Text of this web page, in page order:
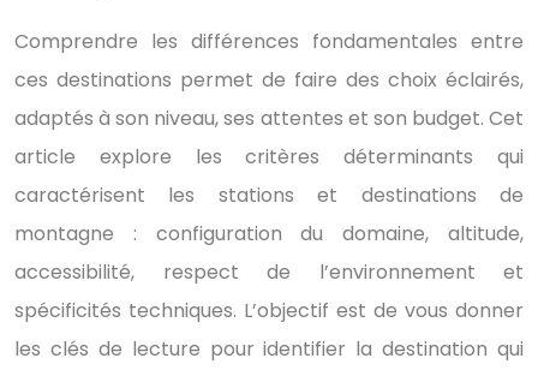
Comprendre les différences fondamentales entre
ces destinations permet de faire des choix éclairés,
adaptés à son niveau, ses attentes et son budget. Cet
article explore les critères déterminants qui
caractérisent les stations et destinations de
montagne : configuration du domaine, altitude,
accessibilité, respect de l’environnement et
spécificités techniques. L’objectif est de vous donner
les clés de lecture pour identifier la destination qui